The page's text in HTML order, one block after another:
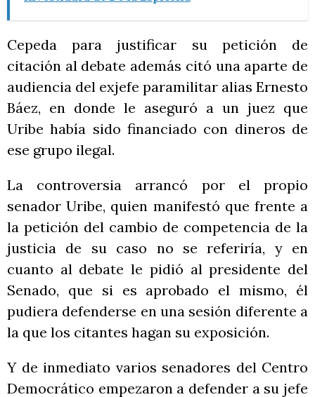
Cepeda para justificar su petición de
citación al debate además citó una aparte de
audiencia del exjefe paramilitar alias Ernesto
Báez, en donde le aseguró a un juez que
Uribe había sido financiado con dineros de
ese grupo ilegal.
La controversia arrancó por el propio
senador Uribe, quien manifestó que frente a
la petición del cambio de competencia de la
justicia de su caso no se referiría, y en
cuanto al debate le pidió al presidente del
Senado, que si es aprobado el mismo, él
pudiera defenderse en una sesión diferente a
la que los citantes hagan su exposición.
Y de inmediato varios senadores del Centro
Democrático empezaron a defender a su jefe